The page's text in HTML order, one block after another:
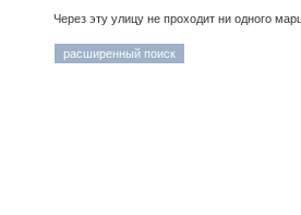
Через эту улицу не проходит ни одного
расширенный поиск